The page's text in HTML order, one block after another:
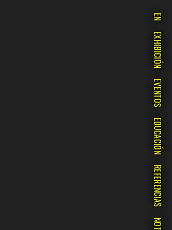
EN
EXHIBICIÓN
EVENTOS
EDUCACIÓN
REFERENCIAS